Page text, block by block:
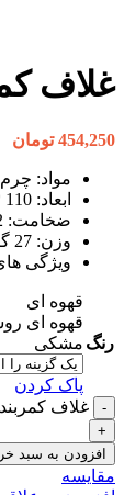
غلاف
454,250 تومان
مواد:
ابعاد: 110 * 125 میلی متر
ضخامت: 2 میلی متر
وزن: 27 گرم
ویژگی
رنگ
قهوه ای
قهوه ای
مشکی
پاک کردن
غلاف
افزودن به سبد
مقایسه